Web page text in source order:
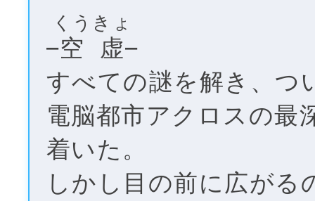
–空虚
くうきょ
–
すべての謎を解き、つ
電脳都市アクロスの最
着いた。
しかし目の前に広がる